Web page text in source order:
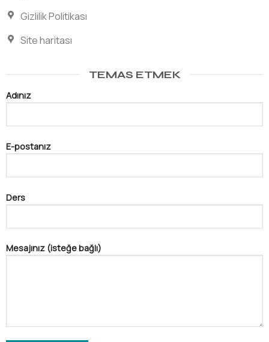
Gizlilik Politikası
Site haritası
TEMAS ETMEK
Adınız
E-postanız
Ders
Mesajınız (isteğe bağlı)